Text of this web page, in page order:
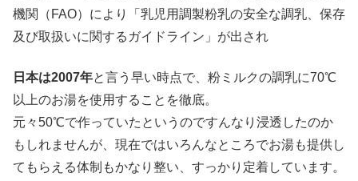
機関（FAO）により「乳児用調製粉乳の安全な調乳、保存
及び取扱いに関するガイドライン」が出され
日本は2007年と言う早い時点で、粉ミルクの調乳に70℃
以上のお湯を使用することを徹底。
元々50℃で作っていたというのですんなり浸透したのか
もしれませんが、現在ではいろんなところでお湯も提供し
てもらえる体制もかなり整い、すっかり定着しています。